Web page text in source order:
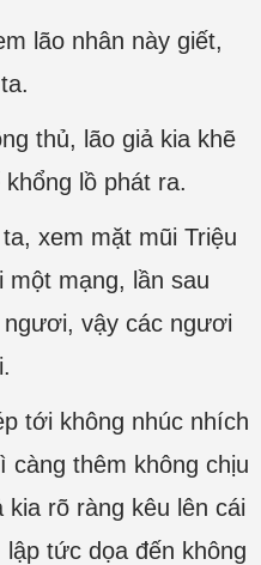
lão nhân này giết,
thủ, lão giả kia khẽ
lồ phát ra.
xem mặt mũi Triệu
mạng, lần sau
vậy các ngươi
tới không nhúc nhích
càng thêm không chịu
rõ ràng kêu lên cái
tức dọa đến không